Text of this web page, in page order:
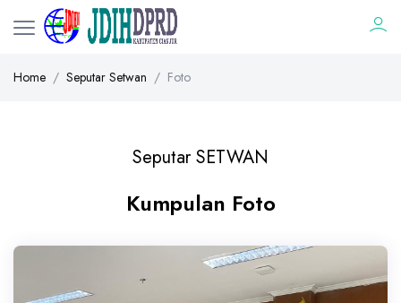
Home Seputar Setwan Foto
Seputar SETWAN
Kumpulan Foto